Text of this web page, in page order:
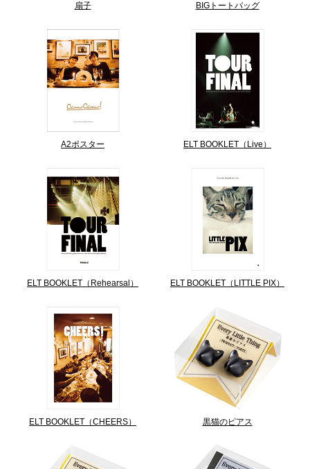
扇子 BIGトートバッグ
A2ポスター ELT BOOKLET（Live）
ELT BOOKLET（Rehearsal） ELT BOOKLET（LITTLE PIX）
ELT BOOKLET（CHEERS） 黒猫のピアス